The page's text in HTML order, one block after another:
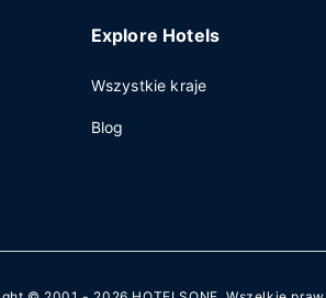
Explore Hotels
Wszystkie kraje
Blog